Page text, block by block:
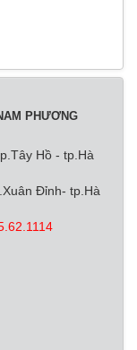
PHƯƠNG
Hồ - tp.Hà
Đỉnh- tp.Hà